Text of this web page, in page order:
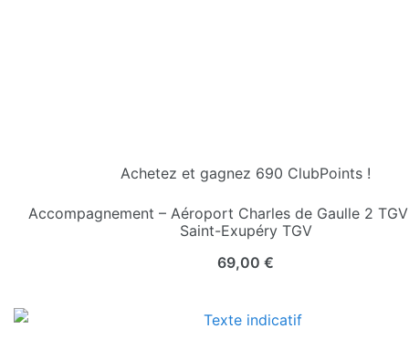
Achetez et gagnez 690 ClubPoints !
Accompagnement – Aéroport Charles de Gaulle 2
Saint-Exupéry TGV
69,00 €